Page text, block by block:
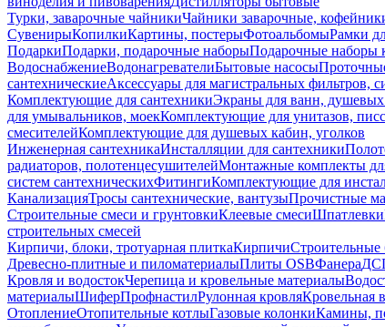
Турки, заварочные чайникиЧайники заварочные,
СувенирыКопилкиКартины, постерыФотоальбомыРамки
ПодаркиПодарки, подарочные наборыПодарочные наборы
ВодоснабжениеВодонагревателиБытовые насосы
сантехническиеАксессуары для магистральных фильтров,
Комплектующие для сантехникиЭкраны для ванн,
для умывальников, моекКомплектующие для унитазов,
смесителейКомплектующие для душевых кабин, уголков
Инженерная сантехникаИнсталляции для сантехники
радиаторов, полотенцесушителейМонтажные комплекты
систем сантехническихФитингиКомплектующие для
КанализацияТросы сантехнические, вантузыПрочистные
Строительные смеси и грунтовкиКлеевые смесиШпатлевки
строительных смесей
Кирпичи, блоки, тротуарная плиткаКирпичиСтроительные
Древесно-плитные и пиломатериалыПлиты OSBФанера
Кровля и водостокЧерепица и кровельные материалы
материалыШиферПрофнастилРулонная кровляКровельная
ОтоплениеОтопительные котлыГазовые колонкиКамины,